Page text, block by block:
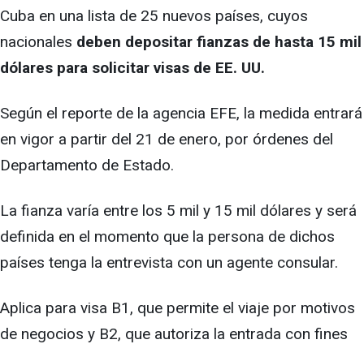
Cuba en una lista de 25 nuevos países, cuyos
nacionales deben depositar fianzas de hasta 15 mil
dólares para solicitar visas de EE. UU.
Según el reporte de la agencia EFE, la medida entrará
en vigor a partir del 21 de enero, por órdenes del
Departamento de Estado.
La fianza varía entre los 5 mil y 15 mil dólares y será
definida en el momento que la persona de dichos
países tenga la entrevista con un agente consular.
Aplica para visa B1, que permite el viaje por motivos
de negocios y B2, que autoriza la entrada con fines